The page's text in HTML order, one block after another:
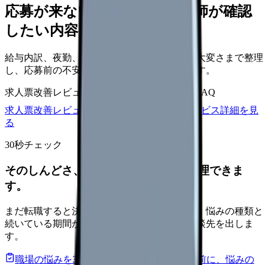
応募が来ない求人票を、看護師が確認
したい内容に直せます
給与内訳、夜勤、休日、教育、職場の正直な大変さまで整理
し、応募前の不安を減らす求人票へ改善します。
求人票改善レビュー
応募前FAQ
求人票改善レビューの見積もりを依頼
サービス詳細を見
る
30秒チェック
そのしんどさ、転職すべきサインか整理できま
す。
まだ転職すると決めていなくても大丈夫です。悩みの種類と
続いている期間から、次に見るべき記事と相談先を出しま
す。
職場の悩みを30秒で診断
辞めるべきか迷う前に、悩みの